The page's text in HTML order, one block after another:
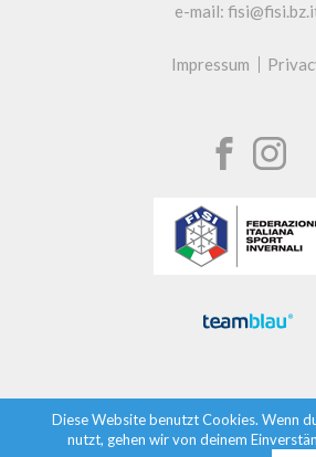
e-mail:
Impressum
Diese Website benutzt Cookies. Wenn
nutzt, gehen wir von deinem